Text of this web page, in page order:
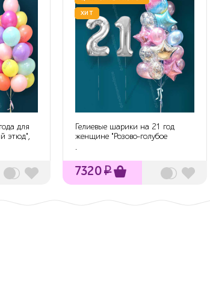
для
этюд",
ХИТ
Гелиевые шарики на 21 год
женщине "Розово-голубое
.
7320₽